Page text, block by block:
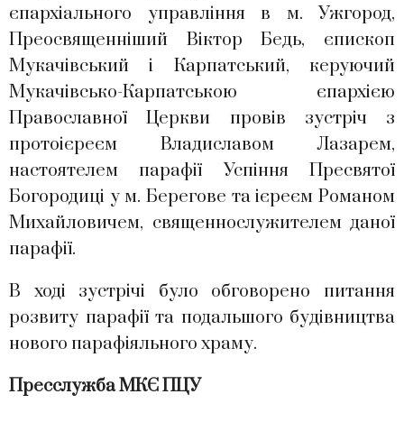
єпархіального управління в м. Ужгород,
Преосвященніший Віктор Бедь, єпископ
Мукачівський і Карпатський, керуючий
Мукачівсько-Карпатською єпархією
Православної Церкви провів зустріч з
протоієреєм Владиславом Лазарем,
настоятелем парафії Успіння Пресвятої
Богородиці у м. Берегове та ієреєм Романом
Михайловичем, священнослужителем даної
парафії.
В ході зустрічі було обговорено питання
розвиту парафії та подальшого будівництва
нового парафіяльного храму.
Пресслужба МКЄ ПЦУ